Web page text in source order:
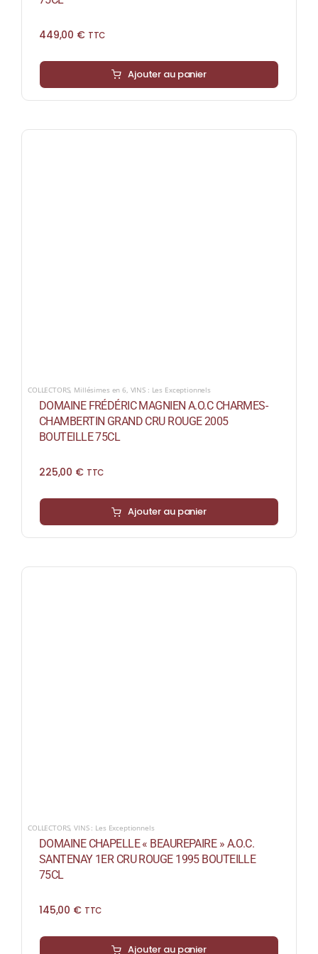
449,00 € TTC
Ajouter au panier
COLLECTORS, Millésimes en 6, VINS : Les Exceptionnels
DOMAINE FRÉDÉRIC MAGNIEN A.O.C CHARMES-
CHAMBERTIN GRAND CRU ROUGE 2005
BOUTEILLE 75CL
225,00 € TTC
Ajouter au panier
COLLECTORS,VINS : Les Exceptionnels
DOMAINE CHAPELLE « BEAUREPAIRE » A.O.C.
SANTENAY 1ER CRU ROUGE 1995 BOUTEILLE
75CL
145,00 € TTC
Ajouter au panier